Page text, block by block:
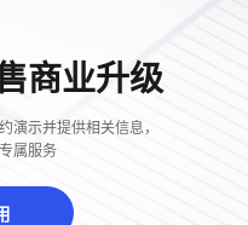
商业升级
演示并提供相关信息，
属服务